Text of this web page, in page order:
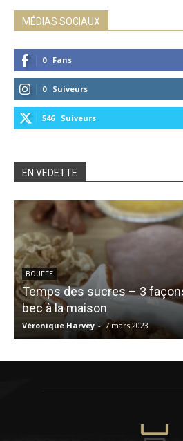
MÉDIAS SOCIAUX
0 Fans
0 Suiveurs
546 Suiveurs
EN VEDETTE
BOUFFE
Temps des sucres – 3
bec à la maison
Véronique Harvey - 7 mars 2023